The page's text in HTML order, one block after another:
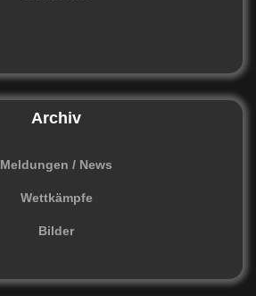
Archiv
Meldungen / News
Wettkämpfe
Bilder